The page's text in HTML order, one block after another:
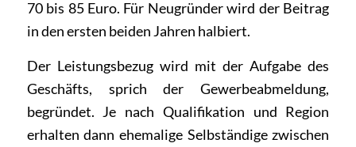
70 bis 85 Euro. Für Neugründer wird der Beitrag
in den ersten beiden Jahren halbiert.
Der Leistungsbezug wird mit der Aufgabe des
Geschäfts, sprich der Gewerbeabmeldung,
begründet. Je nach Qualifikation und Region
erhalten dann ehemalige Selbständige zwischen